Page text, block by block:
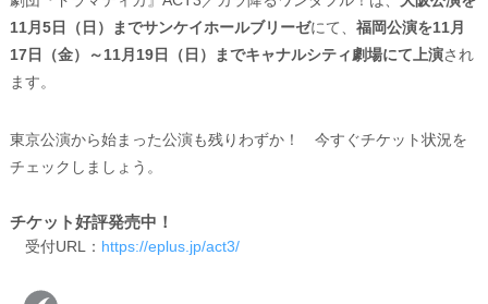
11月5日（日）までサンケイホールブリーゼにて、 福岡公演を11月
17日（金）～11月19日（日）までキャナルシティ劇場にて上演され
ます。
東京公演から始まった公演も残りわずか！ 今すぐチケット状況を
チェックしましょう。
チケット好評発売中！
受付URL： https://eplus.jp/act3/